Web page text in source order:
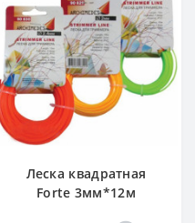
Леска квадратная
Forte 3мм*12м